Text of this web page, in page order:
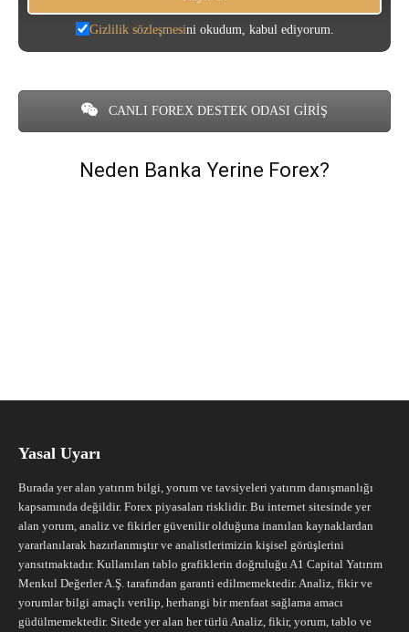
Gizlilik sözleşmesini okudum, kabul ediyorum.
CANLI FOREX DESTEK ODASI GİRİŞ
Neden Banka Yerine Forex?
Yasal Uyarı
Burada yer alan yatırım bilgi, yorum ve tavsiyeleri yatırım danışmanlığı
kapsamında değildir. Forex piyasaları risklidir. Bu internet sitesinde yer
alan yorum, analiz ve fikirler güvenilir olduğuna inanılan kaynaklardan
yararlanılarak hazırlanmıştır ve analistlerimizin kişisel görüşlerini
yansıtmaktadır. Kullanılan tablo grafiklerin doğruluğu A1 Capital Yatırım
Menkul Değerler A.Ş. tarafından garanti edilmemektedir. Analiz, fikir ve
yorumlar bilgi amaçlı verilip, herhangi bir menfaat sağlama amacı
güdülmemektedir. Sitede yer alan her türlü Analiz, fikir, yorum, tablo ve